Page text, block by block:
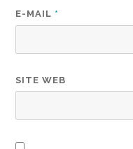
E-MAIL *
SITE WEB